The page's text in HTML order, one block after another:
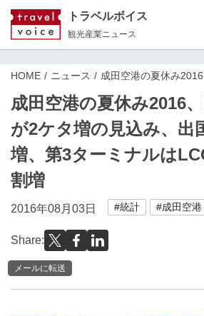
トラベルボイス
観光産業ニュース
HOME ニュース 成田空港の夏休み
成田空港の夏休み2016
が2ケタ増の見込み、出
増、第3ターミナルは
割増
2016年08月03日 #統計 #成田空港
Share:
メールに転送